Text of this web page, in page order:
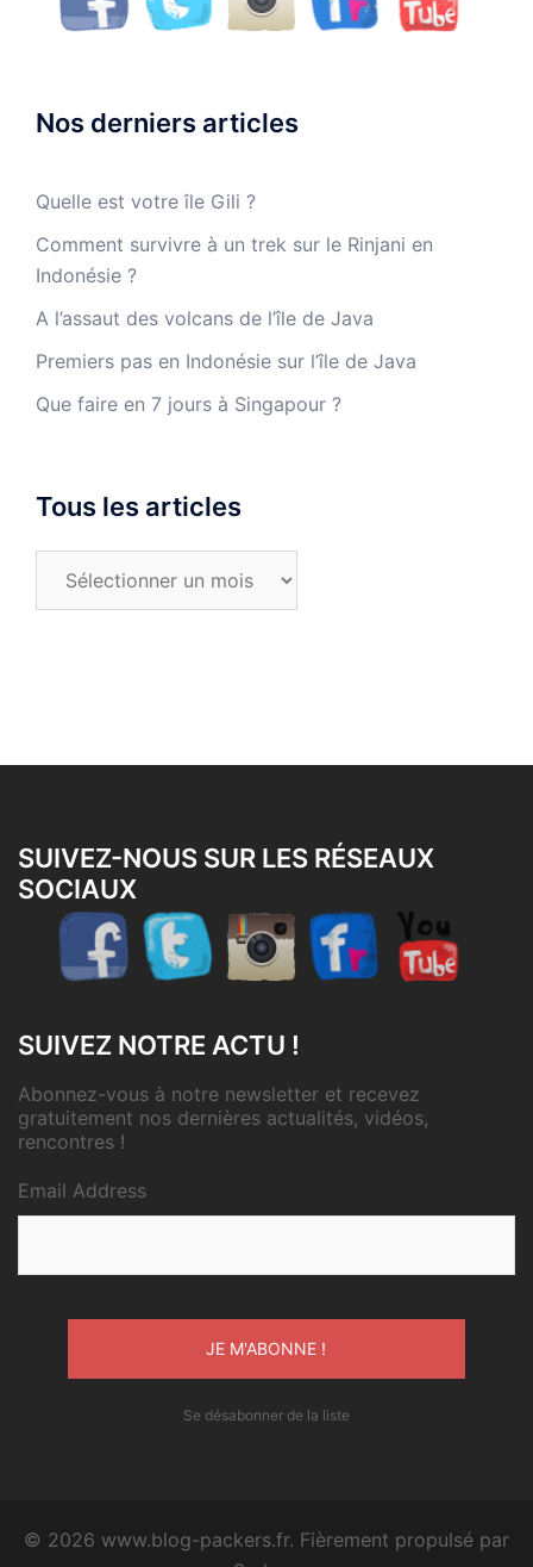
Nos derniers articles
Quelle est votre île Gili ?
Comment survivre à un trek sur le Rinjani en
Indonésie ?
A l’assaut des volcans de l’île de Java
Premiers pas en Indonésie sur l’île de Java
Que faire en 7 jours à Singapour ?
Tous les articles
SUIVEZ-NOUS SUR LES RÉSEAUX
SOCIAUX
SUIVEZ NOTRE ACTU !
Abonnez-vous à notre newsletter et recevez
gratuitement nos dernières actualités, vidéos,
rencontres !
Email Address
Se désabonner de la liste
© 2026 www.blog-packers.fr. Fièrement propulsé par